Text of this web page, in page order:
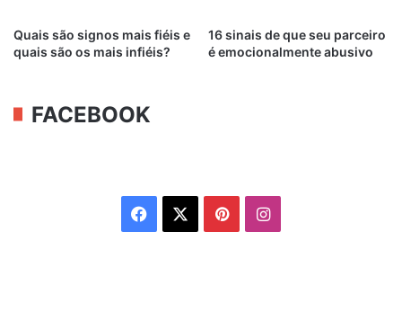
Quais são signos mais fiéis e
quais são os mais infiéis?
16 sinais de que seu parceiro
é emocionalmente abusivo
FACEBOOK
Facebook PinterestInstagram